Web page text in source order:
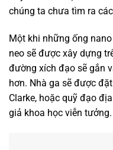
chúng ta chưa tìm ra
Một khi những ống
neo sẽ được xây dựng
đường xích đạo sẽ gắn
hơn. Nhà ga sẽ được
Clarke, hoặc quỹ đạo
giả khoa học viễn tưởng.